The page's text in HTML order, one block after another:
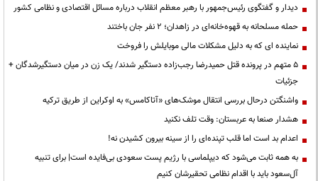
دیدار و گفتگوی رئیس‌جمهور با رهبر معظم انقلاب درباره مسائل اقتصادی و نظامی کشور
حمله مسلحانه به قهوه‌خانه‌ای در زاهدان؛ ۲ نفر جان باختند
نماینده ای که به دلیل مشکلات مالی موبایلش را فروخت
۵ متهم در پرونده قتل حمیدرضا رجب‌زاده دستگیر شدند/ یک زن در میان دستگیرشدگان +
جزئیات
واشنگتن درحال بررسی انتقال موشک‌های «آتاکامس» به اوکراین از طریق ترکیه
هشدار صنعا به عربستان: وقت تلف نکنید
اعدام بد است اما قلب تپنده‌ای را از سینه بیرون کشیدن نه!
به همه ثابت می‌شود که دیپلماسی با رژیم پست سعودی بی‌فایده است| برای تنبیه
آل‌سعود باید با اقدام نظامی تحقیرشان کنیم